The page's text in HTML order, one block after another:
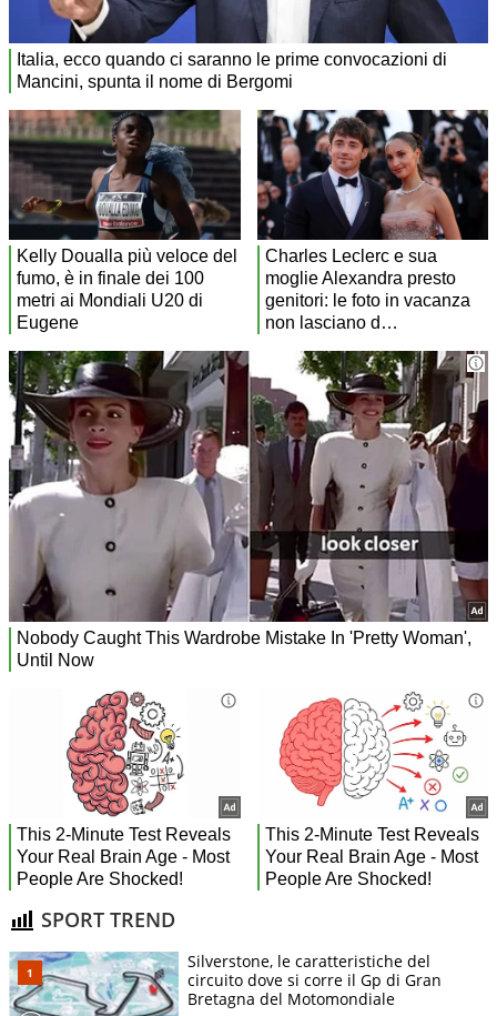
SPORT TREND
Silverstone, le caratteristiche del
circuito dove si corre il Gp di Gran
Bretagna del Motomondiale